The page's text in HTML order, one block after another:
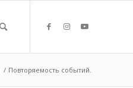
/ Повторяемость событий.